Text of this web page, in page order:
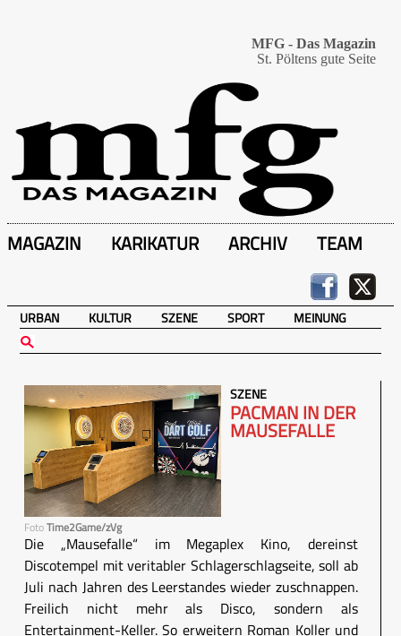
MFG - Das Magazin
St. Pöltens gute Seite
MAGAZIN KARIKATUR ARCHIV TEAM
URBAN KULTUR SZENE SPORT MEINUNG
FotoTime2Game/zVg
SZENE
PACMAN IN DER
MAUSEFALLE
Die „Mausefalle“ im Megaplex Kino, dereinst
Discotempel mit veritabler Schlagerschlagseite, soll ab
Juli nach Jahren des Leerstandes wieder zuschnappen.
Freilich nicht mehr als Disco, sondern als
Entertainment-Keller. So erweitern Roman Koller und